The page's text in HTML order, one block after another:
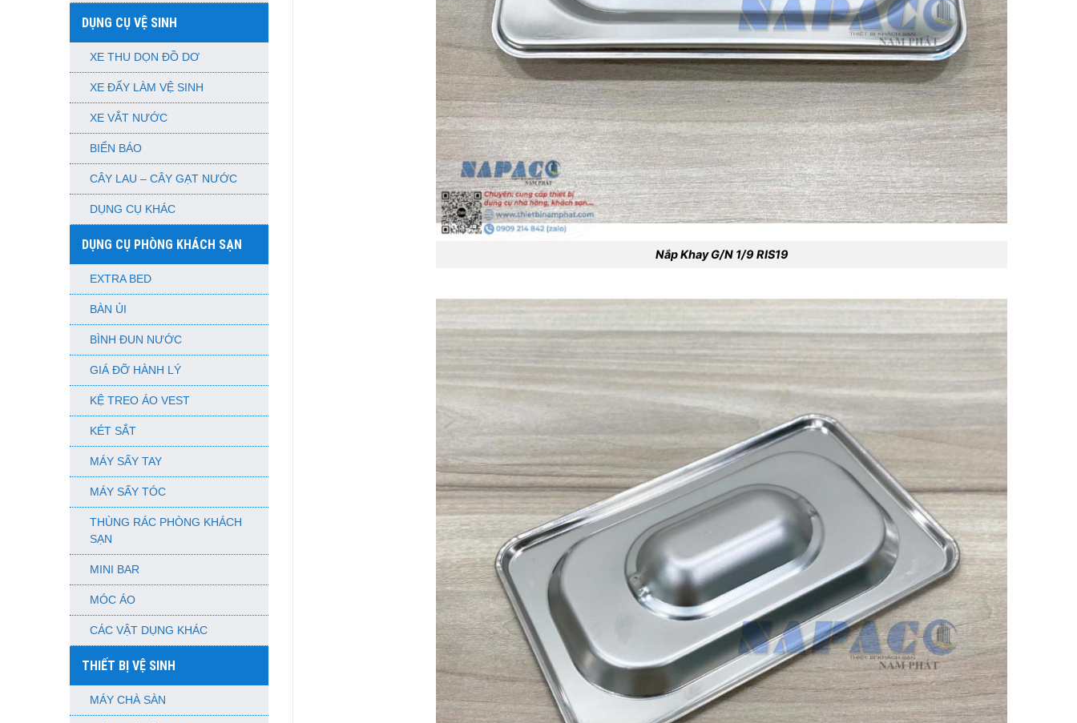
DỤNG CỤ VỆ SINH
XE THU DỌN ĐỒ DƠ
XE ĐẨY LÀM VỆ SINH
XE VẮT NƯỚC
BIỂN BÁO
CÂY LAU – CÂY GẠT NƯỚC
DỤNG CỤ KHÁC
DỤNG CỤ PHÒNG KHÁCH SẠN
EXTRA BED
BÀN ỦI
BÌNH ĐUN NƯỚC
GIÁ ĐỠ HÀNH LÝ
KỆ TREO ÁO VEST
KÉT SẮT
MÁY SẤY TAY
MÁY SẤY TÓC
THÙNG RÁC PHÒNG KHÁCH
SẠN
MINI BAR
MÓC ÁO
CÁC VẬT DỤNG KHÁC
THIẾT BỊ VỆ SINH
MÁY CHÀ SÀN
Nắp Khay G/N 1/9 RIS19